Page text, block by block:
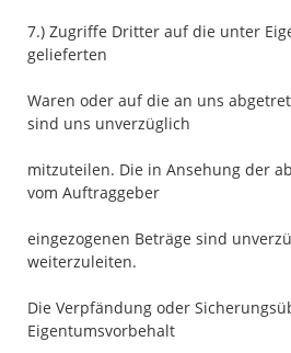
7.) Zugriffe Dritter auf die unter
gelieferten
Waren oder auf die an uns
sind uns unverzüglich
mitzuteilen. Die in Ansehung der
vom Auftraggeber
eingezogenen Beträge sind
weiterzuleiten.
Die Verpfändung oder
Eigentumsvorbehalt